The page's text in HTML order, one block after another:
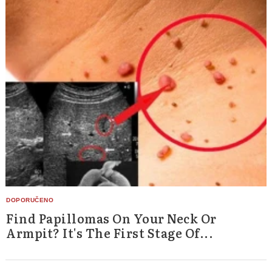
Find Papillomas On Your Neck Or
Armpit? It's The First Stage Of...